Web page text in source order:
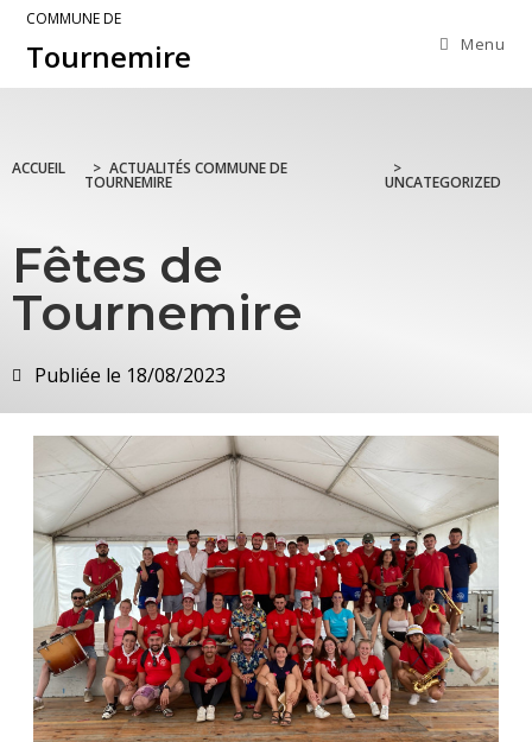
COMMUNE DE
Tournemire Menu
ACCUEIL > ACTUALITÉS COMMUNE DE
TOURNEMIRE
>
UNCATEGORIZED
Fêtes de
Tournemire
Publiée le 18/08/2023